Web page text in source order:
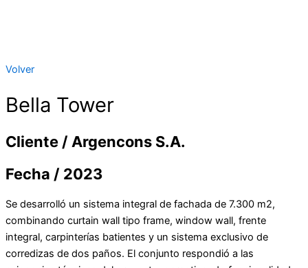
Volver
Bella Tower
Cliente / Argencons S.A.
Fecha / 2023
Se desarrolló un sistema integral de fachada de 7.300 m2,
combinando curtain wall tipo frame, window wall, frente
integral, carpinterías batientes y un sistema exclusivo de
corredizas de dos paños. El conjunto respondió a las